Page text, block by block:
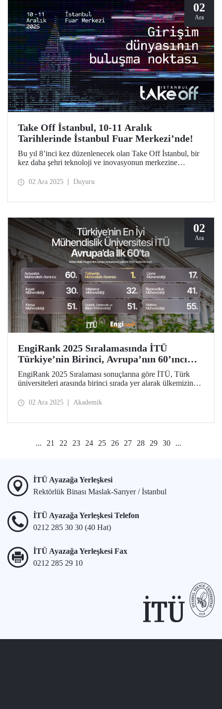
02
Ara
Take Off İstanbul, 10-11 Aralık
Tarihlerinde İstanbul Fuar Merkezi’nde!
Bu yıl 8’inci kez düzenlenecek olan Take Off İstanbul, bir
kez daha şehri teknoloji ve inovasyonun merkezine
için ziyaretçi kaydınızı https://takeoffistanbul.com/tr/ adresi
02 Ara 2025 Duyuru
02
Ara
EngiRank 2025 Sıralamasında İTÜ
Türkiye’nin Birinci, Avrupa’nın 60’ıncı
Mühendislik Üniversitesi!
EngiRank 2025 Sıralaması sonuçlarına göre İTÜ, Türk
üniversiteleri arasında birinci sırada yer alarak ülkemizin
sıralamada 60’ıncı sırada yer alan üniversitemiz
02 Ara 2025 Akademik
... 21 22 23 24 25 26 27 28 29 30 ...
İTÜ Ayazağa Yerleşkesi
Rektörlük Binası Maslak-Sarıyer / İstanbul
İTÜ Ayazağa Yerleşkesi Telefon
0212 285 30 30 (40 Hat)
İTÜ Ayazağa Yerleşkesi Fax
0212 285 29 10